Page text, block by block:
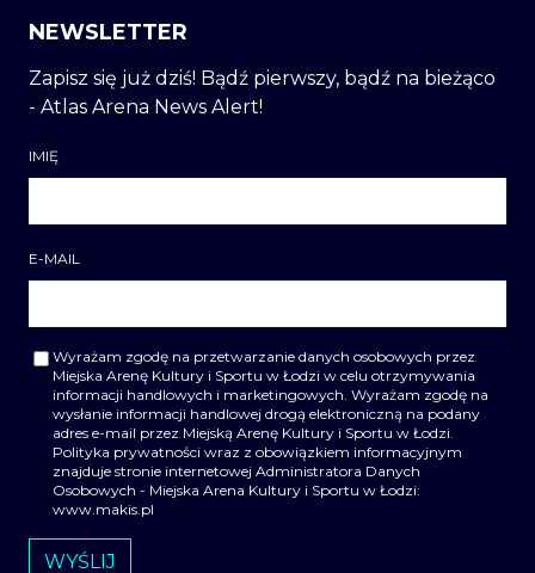
NEWSLETTER
Zapisz się już dziś! Bądź pierwszy, bądź na bieżąco
- Atlas Arena News Alert!
IMIĘ
E-MAIL
Wyrażam zgodę na przetwarzanie danych osobowych przez
Miejska Arenę Kultury i Sportu w Łodzi w celu otrzymywania
informacji handlowych i marketingowych. Wyrażam zgodę na
wysłanie informacji handlowej drogą elektroniczną na podany
adres e-mail przez Miejską Arenę Kultury i Sportu w Łodzi.
Polityka prywatności wraz z obowiązkiem informacyjnym
znajduje stronie internetowej Administratora Danych
Osobowych - Miejska Arena Kultury i Sportu w Łodzi:
www.makis.pl